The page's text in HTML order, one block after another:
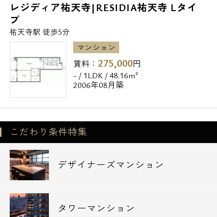
レジディア祐天寺|RESIDIA祐天寺 Lタイ
プ
祐天寺駅 徒歩5分
マンション
賃料： 275,000円
- / 1LDK / 48.16m²
2006年08月築
こだわり条件特集
デザイナーズマンション
タワーマンション